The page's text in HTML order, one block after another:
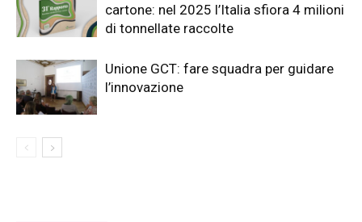
cartone: nel 2025 l’Italia sfiora 4 milioni
di tonnellate raccolte
Unione GCT: fare squadra per guidare
l’innovazione